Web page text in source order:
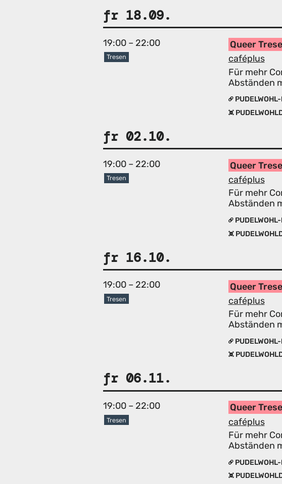
fr 18.09.
Queer
caféplus
19:00 – 22:00
Tresen
Für mehr
Abständen
fr 02.10.
Queer
caféplus
19:00 – 22:00
Tresen
Für mehr
Abständen
fr 16.10.
Queer
caféplus
19:00 – 22:00
Tresen
Für mehr
Abständen
fr 06.11.
Queer
caféplus
19:00 – 22:00
Tresen
Für mehr
Abständen